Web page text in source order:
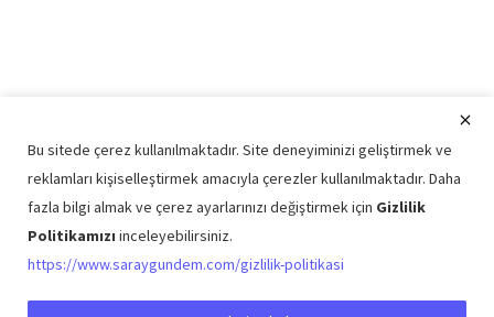
Copyright © 2026 Saray Gündem Tüm Hakları Saklıdır.
Künye Şartlar ve Koşullar Gizlilik Politikası İletişim
Bu sitede çerez kullanılmaktadır. Site deneyiminizi geliştirmek ve
reklamları kişiselleştirmek amacıyla çerezler kullanılmaktadır. Daha
fazla bilgi almak ve çerez ayarlarınızı değiştirmek için Gizlilik
Politikamızı inceleyebilirsiniz.
https://www.saraygundem.com/gizlilik-politikasi